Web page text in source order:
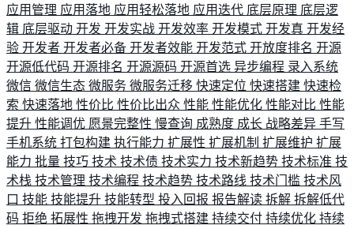
应用管理 应用落地 应用轻松落地 应用迭代 底层原理 底层逻
辑 底层驱动 开发 开发实战 开发效率 开发模式 开发真 开发经
验 开发者 开发者必备 开发者效能 开发范式 开放度排名 开源
开源低代码 开源排名 开源源码 开源首选 异步编程 录入系统
微信 微信生态 微服务 微服务迁移 快速定位 快速搭建 快速检
索 快速落地 性价比 性价比出众 性能 性能优化 性能对比 性能
提升 性能调优 愿景完整性 慢查询 成熟度 成长 战略差异 手写
手机系统 打包构建 执行能力 扩展性 扩展机制 扩展维护 扩展
能力 批量 技巧 技术 技术债 技术实力 技术新趋势 技术标准 技
术栈 技术管理 技术编程 技术趋势 技术路线 技术门槛 技术风
口 技能 技能提升 技能转型 投入回报 报告解读 拆解 拆解低代
码 拒绝 拓展性 拖拽开发 拖拽式搭建 持续交付 持续优化 持续